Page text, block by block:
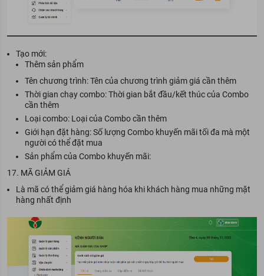
Tạo mới:
Thêm sản phẩm
Tên chương trình: Tên của chương trình giảm giá cần thêm
Thời gian chạy combo: Thời gian bắt đầu/kết thúc của Combo
cần thêm
Loại combo: Loại của Combo cần thêm
Giới hạn đặt hàng: Số lượng Combo khuyến mãi tối đa mà một
người có thể đặt mua
Sản phẩm của Combo khuyến mãi:
17. MÃ GIẢM GIÁ
Là mã có thể giảm giá hàng hóa khi khách hàng mua những mặt
hàng nhất định